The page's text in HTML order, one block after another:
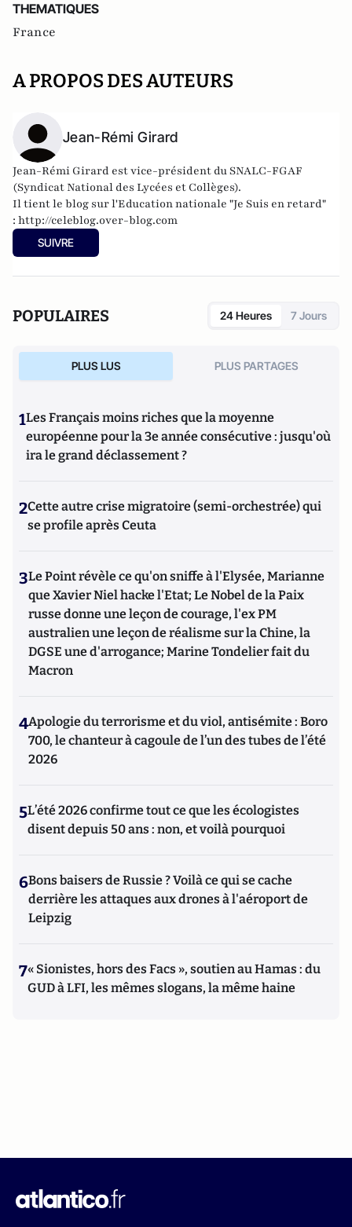
THEMATIQUES
France
A PROPOS DES AUTEURS
Jean-Rémi Girard
Jean-Rémi Girard est vice-président du SNALC-FGAF
(Syndicat National des Lycées et Collèges).
Il tient le blog sur l'Education nationale "Je Suis en retard"
: http://celeblog.over-blog.com
SUIVRE
POPULAIRES 24 Heures 7 Jours
PLUS LUS PLUS PARTAGES
1Les Français moins riches que la moyenne
européenne pour la 3e année consécutive : jusqu'où
ira le grand déclassement ?
2Cette autre crise migratoire (semi-orchestrée) qui
se profile après Ceuta
3Le Point révèle ce qu'on sniffe à l'Elysée, Marianne
que Xavier Niel hacke l'Etat; Le Nobel de la Paix
russe donne une leçon de courage, l'ex PM
australien une leçon de réalisme sur la Chine, la
DGSE une d'arrogance; Marine Tondelier fait du
Macron
4Apologie du terrorisme et du viol, antisémite : Boro
700, le chanteur à cagoule de l’un des tubes de l’été
2026
5L’été 2026 confirme tout ce que les écologistes
disent depuis 50 ans : non, et voilà pourquoi
6Bons baisers de Russie ? Voilà ce qui se cache
derrière les attaques aux drones à l'aéroport de
Leipzig
7« Sionistes, hors des Facs », soutien au Hamas : du
GUD à LFI, les mêmes slogans, la même haine